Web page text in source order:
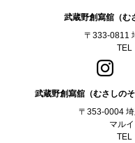
武蔵野創寫舘（む
〒333-0811
TEL
武蔵野創寫舘（むさしの
〒353-0004
マル
TEL